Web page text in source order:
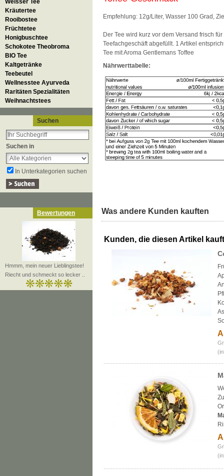
Weisser Tee
Kräutertee
Rooibostee
Früchtetee
Honigbuschtee
Schokotee Theobroma
BIO Tee
Kaltgetränke
Teebeutel
Wellnesstee Ayurveda
Raritäten Spezialitäten
Weihnachtstees
Suchen
Suchen in
In Unterkategorien suchen
Bewertungen
Hmmm, mein neuer Lieblingstee!
Riecht und schmeckt so lecker ..
Empfehlung: 12g/Liter, Wasser 100 Grad,
Der Tee wird kurz vor dem Versand frisch
Teefachgeschäft abgefüllt. 1 Artikel
Tee mit Aroma Gentlemans Toffee
Nährwerttabelle:
Was andere Kunden kauften
Kunden, die diesen Artikel